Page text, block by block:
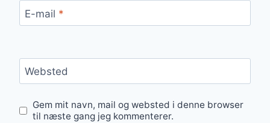
E-mail *
Websted
Gem mit navn, mail og websted i denne browser
til næste gang jeg kommenterer.